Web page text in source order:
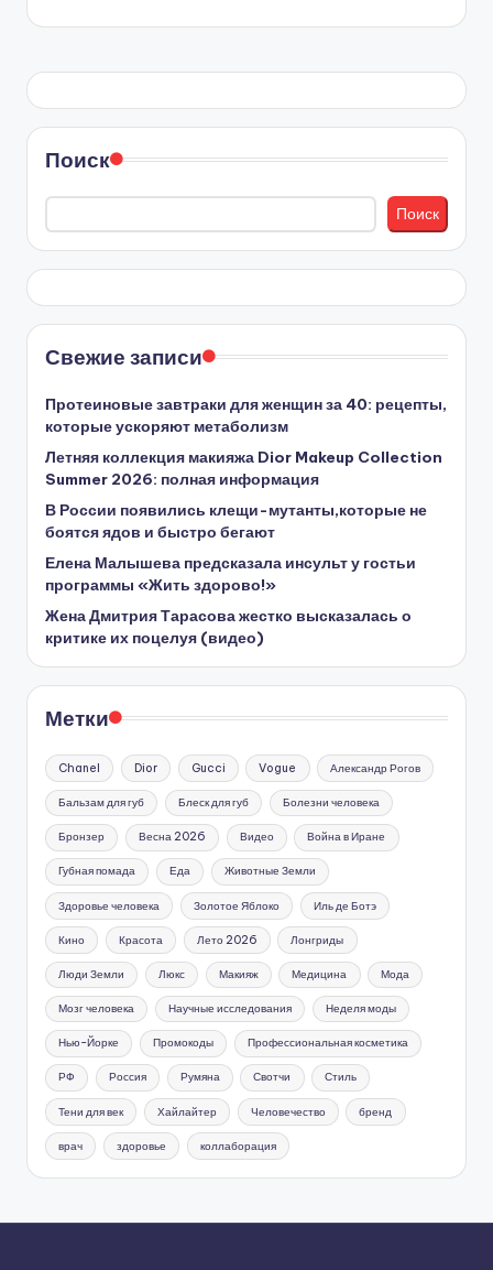
Поиск
Поиск
Свежие записи
Протеиновые завтраки для женщин за 40: рецепты,
которые ускоряют метаболизм
Летняя коллекция макияжа Dior Makeup Collection
Summer 2026: полная информация
В России появились клещи-мутанты,которые не
боятся ядов и быстро бегают
Елена Малышева предсказала инсульт у гостьи
программы «Жить здорово!»
Жена Дмитрия Тарасова жестко высказалась о
критике их поцелуя (видео)
Метки
Chanel Dior Gucci Vogue Александр Рогов
Бальзам для губ Блеск для губ Болезни человека
Бронзер Весна 2026 Видео Война в Иране
Губная помада Еда Животные Земли
Здоровье человека Золотое Яблоко Иль де Ботэ
Кино Красота Лето 2026 Лонгриды
Люди Земли Люкс Макияж Медицина Мода
Мозг человека Научные исследования Неделя моды
Нью-Йорке Промокоды Профессиональная косметика
РФ Россия Румяна Свотчи Стиль
Тени для век Хайлайтер Человечество бренд
врач здоровье коллаборация